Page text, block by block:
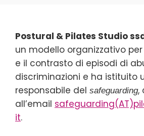
Postural & Pilates Studio
un modello organizzativo
e il contrasto di episodi di
discriminazioni e ha istituito
responsabile del safeguarding,
all’email
it.